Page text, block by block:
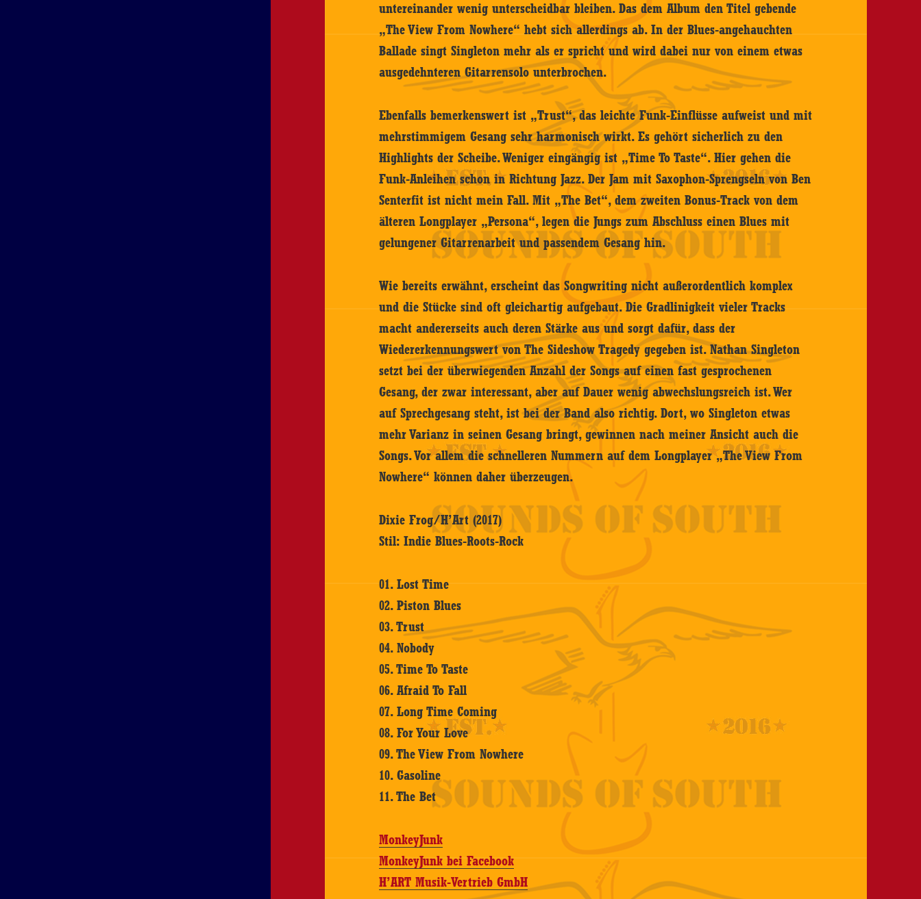
untereinander wenig unterscheidbar bleiben. Das dem Album den Titel gebende
„The View From Nowhere“ hebt sich allerdings ab. In der Blues-angehauchten
Ballade singt Singleton mehr als er spricht und wird dabei nur von einem etwas
ausgedehnteren Gitarrensolo unterbrochen.
Ebenfalls bemerkenswert ist „Trust“, das leichte Funk-Einflüsse aufweist und mit
mehrstimmigem Gesang sehr harmonisch wirkt. Es gehört sicherlich zu den
Highlights der Scheibe. Weniger eingängig ist „Time To Taste“. Hier gehen die
Funk-Anleihen schon in Richtung Jazz. Der Jam mit Saxophon-Sprengseln von Ben
Senterfit ist nicht mein Fall. Mit „The Bet“, dem zweiten Bonus-Track von dem
älteren Longplayer „Persona“, legen die Jungs zum Abschluss einen Blues mit
gelungener Gitarrenarbeit und passendem Gesang hin.
Wie bereits erwähnt, erscheint das Songwriting nicht außerordentlich komplex
und die Stücke sind oft gleichartig aufgebaut. Die Gradlinigkeit vieler Tracks
macht andererseits auch deren Stärke aus und sorgt dafür, dass der
Wiedererkennungswert von The Sideshow Tragedy gegeben ist. Nathan Singleton
setzt bei der überwiegenden Anzahl der Songs auf einen fast gesprochenen
Gesang, der zwar interessant, aber auf Dauer wenig abwechslungsreich ist. Wer
auf Sprechgesang steht, ist bei der Band also richtig. Dort, wo Singleton etwas
mehr Varianz in seinen Gesang bringt, gewinnen nach meiner Ansicht auch die
Songs. Vor allem die schnelleren Nummern auf dem Longplayer „The View From
Nowhere“ können daher überzeugen.
Dixie Frog/H’Art (2017)
Stil: Indie Blues-Roots-Rock
01. Lost Time
02. Piston Blues
03. Trust
04. Nobody
05. Time To Taste
06. Afraid To Fall
07. Long Time Coming
08. For Your Love
09. The View From Nowhere
10. Gasoline
11. The Bet
MonkeyJunk
MonkeyJunk bei Facebook
H’ART Musik-Vertrieb GmbH